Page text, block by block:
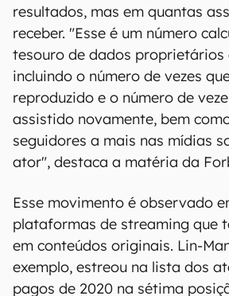
resultados, mas em quantas
receber. "Esse é um número
tesouro de dados
incluindo o número de vezes
reproduzido e o número de
assistido novamente, bem
seguidores a mais nas mídias
ator", destaca a matéria da
Esse movimento é observado
plataformas de streaming que
em conteúdos originais. Lin-
exemplo, estreou na lista dos
pagos de 2020 na sétima